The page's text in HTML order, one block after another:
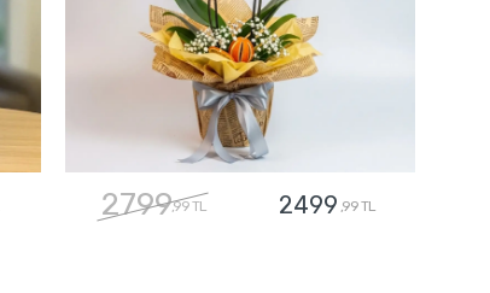
2799,99 TL 2499 ,99 TL